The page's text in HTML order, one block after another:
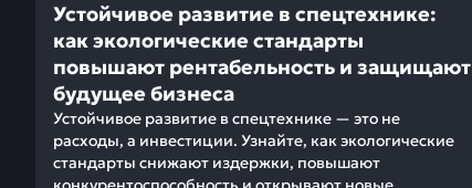
Устойчивое развитие в спецтехнике:
как экологические стандарты
повышают рентабельность и защищают
будущее бизнеса
Устойчивое развитие в спецтехнике — это не
расходы, а инвестиции. Узнайте, как экологические
стандарты снижают издержки, повышают